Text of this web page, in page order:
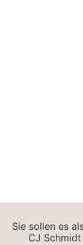
Sie sollen es
CJ